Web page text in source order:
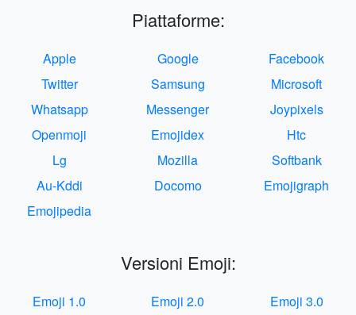
Piattaforme:
Apple Google
Facebook
Twitter
Samsung
Microsoft
Whatsapp
Messenger
Joypixels
Openmoji
Emojidex
Htc
Lg
Mozilla
Softbank
Au-Kddi
Docomo
Emojigraph
Emojipedia
Versioni Emoji:
Emoji 1.0 Emoji 2.0 Emoji 3.0